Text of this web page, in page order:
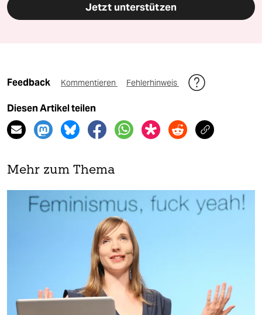
Jetzt unterstützen
Feedback Kommentieren Fehlerhinweis
Diesen Artikel teilen
Mehr zum Thema